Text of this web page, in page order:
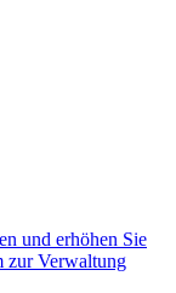
und erhöhen Sie
zur Verwaltung